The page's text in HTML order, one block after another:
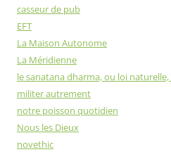
casseur de pub
EFT
La Maison Autonome
La Méridienne
le sanatana dharma, ou loi
militer autrement
notre poisson quotidien
Nous les Dieux
novethic